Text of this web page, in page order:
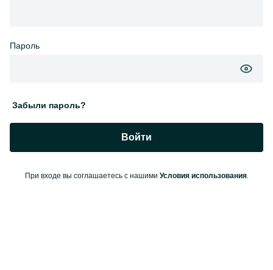
Пароль
Забыли пароль?
Войти
При входе вы соглашаетесь с нашими Условия использования.